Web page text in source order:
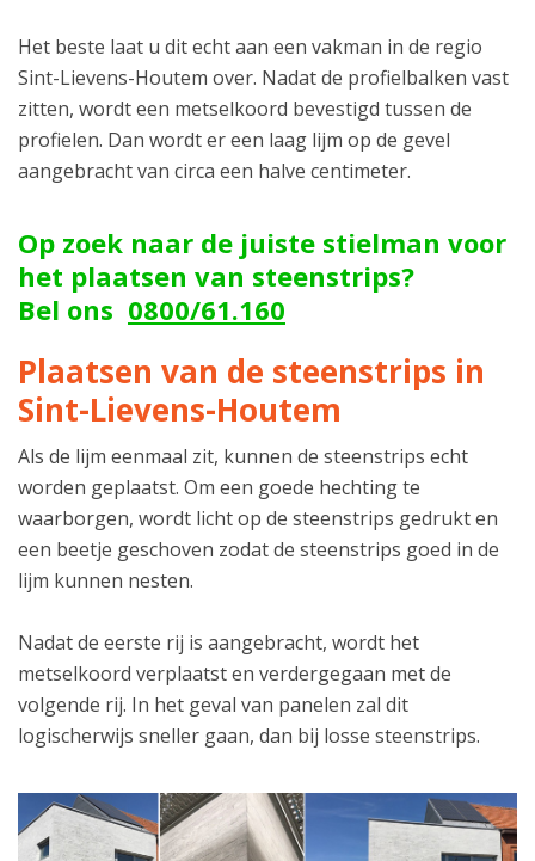
Het beste laat u dit echt aan een vakman in de regio
Sint-Lievens-Houtem over. Nadat de profielbalken vast
zitten, wordt een metselkoord bevestigd tussen de
profielen. Dan wordt er een laag lijm op de gevel
aangebracht van circa een halve centimeter.
Op zoek naar de juiste stielman voor
het plaatsen van steenstrips?
Bel ons 0800/61.160
Plaatsen van de steenstrips in
Sint-Lievens-Houtem
Als de lijm eenmaal zit, kunnen de steenstrips echt
worden geplaatst. Om een goede hechting te
waarborgen, wordt licht op de steenstrips gedrukt en
een beetje geschoven zodat de steenstrips goed in de
lijm kunnen nesten.
Nadat de eerste rij is aangebracht, wordt het
metselkoord verplaatst en verdergegaan met de
volgende rij. In het geval van panelen zal dit
logischerwijs sneller gaan, dan bij losse steenstrips.